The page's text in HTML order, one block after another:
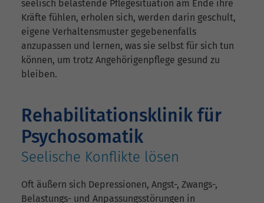
seelisch belastende Pflegesituation am Ende ihre
Kräfte fühlen, erholen sich, werden darin geschult,
eigene Verhaltensmuster gegebenenfalls
anzupassen und lernen, was sie selbst für sich tun
können, um trotz Angehörigenpflege gesund zu
bleiben.
Rehabilitationsklinik für
Psychosomatik
Seelische Konflikte lösen
Oft äußern sich Depressionen, Angst-, Zwangs-,
Belastungs- und Anpassungsstörungen in